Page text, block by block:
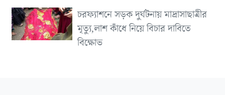
চরফ্যাশনে সড়ক দুর্ঘটনায় মাদ্রাসাছাত্রীর
মৃত্যু,লাশ কাঁধে নিয়ে বিচার দাবিতে
বিক্ষোভ